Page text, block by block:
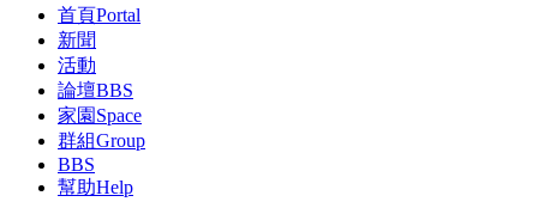
首頁Portal
新聞
活動
論壇BBS
家園 Space
群組Group
BBS
幫助Help